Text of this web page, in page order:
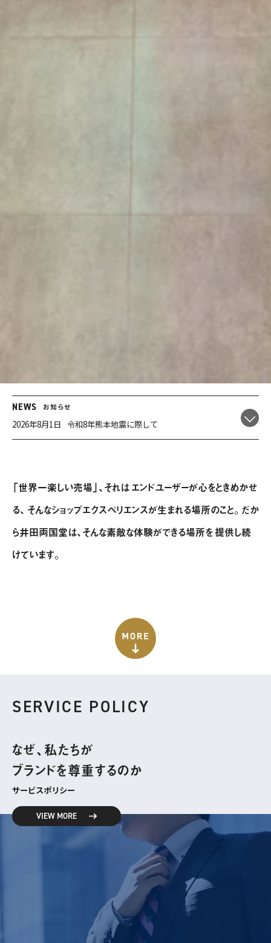
NEWS お知らせ
2026年7月25日
2026年8月1日
令和8年熊本地震に際して
2026年7月25日
2028年度卒新卒採用エントリーを開始しました！
「世界一楽しい売場」、それはエンドユーザーが心をときめかせ
る、 そんなショップエクスペリエンスが生まれる場所のこと。 だか
ら井田両国堂は、そんな素敵な体験ができる場所を提供し続
けています。
SERVICE POLICY
なぜ、私たちが
ブランドを尊重するのか
サービスポリシー
VIEW MORE